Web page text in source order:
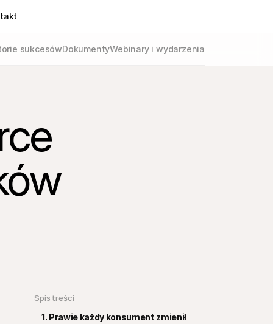
sukcesówDokumentyWebinary i wydarzenia
Spis treści
1. Prawie każdy konsument zmienił